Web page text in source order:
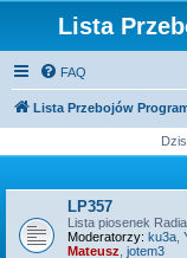
Lista
FAQ
Lista Przebojów
LP357
Lista piosenek
Moderatorzy: ku3a
Mateusz jotem3